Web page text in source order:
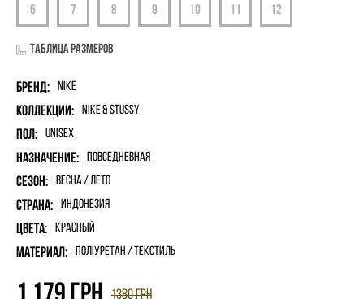
Таблица размеров
Бренд: Nike
Коллекции: Nike & Stussy
Пол: unisex
Назначение: Повседневная
Сезон: Весна / Лето
Страна: Индонезия
Цвета: Красный
Материал: поліуретан / текстиль
1380грн